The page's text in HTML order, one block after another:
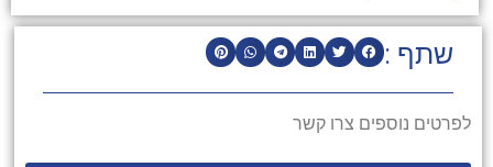
שתף :
לפרטים נוספים צרו קשר